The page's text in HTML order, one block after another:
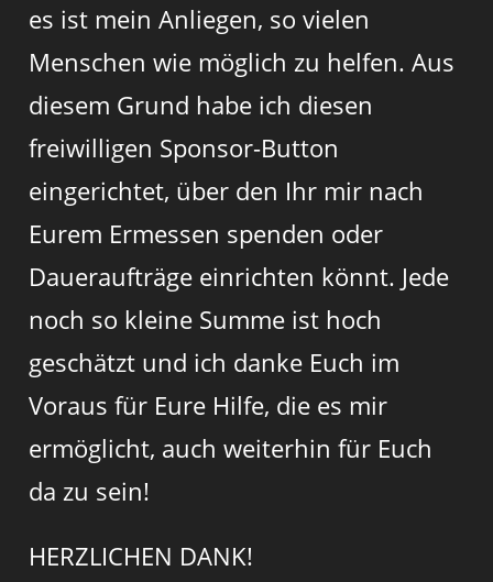
es ist mein Anliegen, so vielen
Menschen wie möglich zu helfen. Aus
diesem Grund habe ich diesen
freiwilligen Sponsor-Button
eingerichtet, über den Ihr mir nach
Eurem Ermessen spenden oder
Daueraufträge einrichten könnt. Jede
noch so kleine Summe ist hoch
geschätzt und ich danke Euch im
Voraus für Eure Hilfe, die es mir
ermöglicht, auch weiterhin für Euch
da zu sein!
HERZLICHEN DANK!